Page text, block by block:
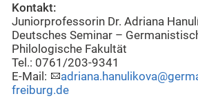
Kontakt:
Juniorprofessorin Dr. Adriana
Deutsches Seminar –
Philologische Fakultät
Tel.: 0761/203-9341
E-Mail:
freiburg.de